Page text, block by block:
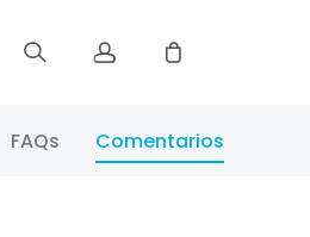
Registrar
FAQs Comentarios